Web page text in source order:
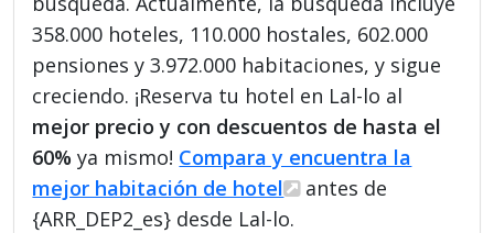
358.000 hoteles, 110.000 hostales, 602.000
pensiones y 3.972.000 habitaciones, y sigue
creciendo. ¡Reserva tu hotel en Lal-lo al
mejor precio y con descuentos de hasta el
60% ya mismo! Compara y encuentra la
mejor habitación de hotel
antes de
{ARR_DEP2_es} desde Lal-lo.